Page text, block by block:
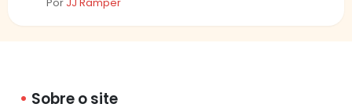
Por JJ Ramper
Sobre o site